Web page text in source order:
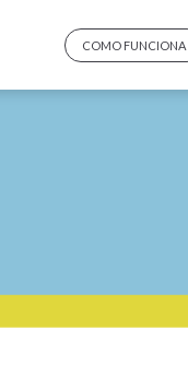
COMO FUNCIONA